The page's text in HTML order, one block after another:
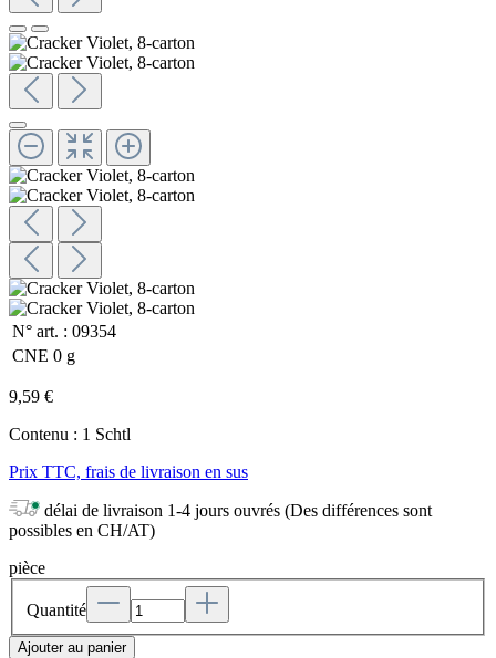
N° art. : 09354
CNE 0 g
9,59 €
Contenu : 1 Schtl
Prix TTC, frais de livraison en sus
délai de livraison 1-4 jours ouvrés (Des différences sont
possibles en CH/AT)
pièce
Quantité
Ajouter au panier